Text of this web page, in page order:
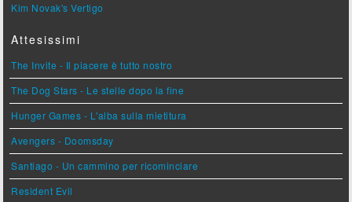
Kim Novak's Vertigo
Attesissimi
The Invite - Il piacere è tutto nostro
The Dog Stars - Le stelle dopo la fine
Hunger Games - L'alba sulla mietitura
Avengers - Doomsday
Santiago - Un cammino per ricominciare
Resident Evil